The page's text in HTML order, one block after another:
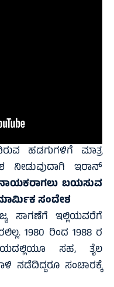
ಹಡಗುಗಳಿಗೆ ಮಾತ್ರ
ನೀಡುವುದಾಗಿ ಇರಾನ್‌
ಬಯಸುವ
ಸಂದೇಶ
ಸಾಗಣೆಗೆ ಇಲ್ಲಿಯವರೆಗೆ
1980 ರಿಂದ 1988 ರ
ಸಹ, ತೈಲ
ನಡೆದಿದ್ದರೂ ಸಂಚಾರಕ್ಕೆ